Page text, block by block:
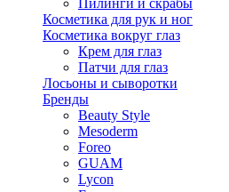
Пилинги и скрабы
Косметика для рук и ног
Косметика вокруг глаз
Крем для глаз
Патчи для глаз
Лосьоны и сыворотки
Бренды
Beauty Style
Mesoderm
Foreo
GUAM
Lycon